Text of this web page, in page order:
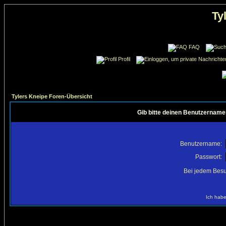
FAQ
Profil
Tylers Kneipe Foren-Übersicht
Gib bitte deinen
Benutzername:
Passwort:
Bei jedem
Ich